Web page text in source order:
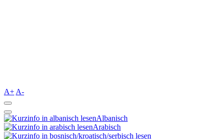
A+ A-
Albanisch
Arabisch